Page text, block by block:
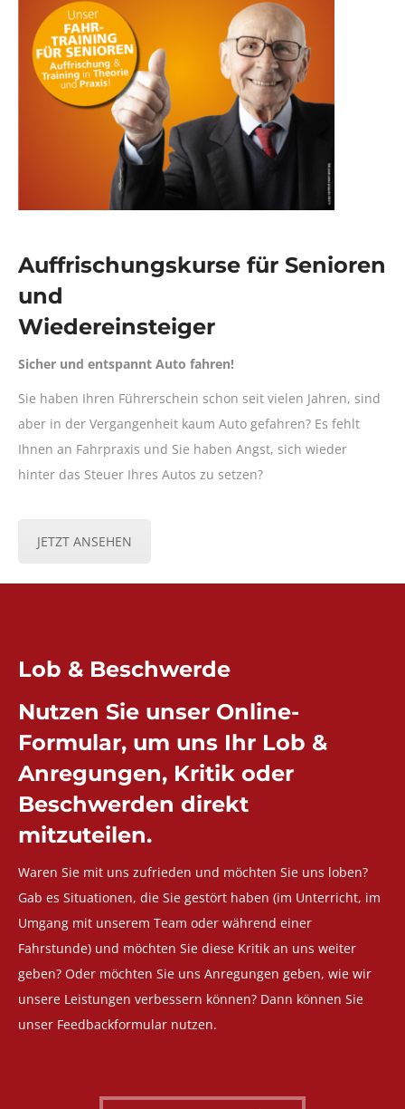
Auffrischungskurse für Senioren
und
Wiedereinsteiger
Sicher und entspannt Auto fahren!
Sie haben Ihren Führerschein schon seit vielen Jahren, sind
aber in der Vergangenheit kaum Auto gefahren? Es fehlt
Ihnen an Fahrpraxis und Sie haben Angst, sich wieder
hinter das Steuer Ihres Autos zu setzen?
JETZT ANSEHEN
Lob & Beschwerde
Nutzen Sie unser Online-
Formular, um uns Ihr Lob &
Anregungen, Kritik oder
Beschwerden direkt
mitzuteilen.
Waren Sie mit uns zufrieden und möchten Sie uns loben?
Gab es Situationen, die Sie gestört haben (im Unterricht, im
Umgang mit unserem Team oder während einer
Fahrstunde) und möchten Sie diese Kritik an uns weiter
geben? Oder möchten Sie uns Anregungen geben, wie wir
unsere Leistungen verbessern können? Dann können Sie
unser Feedbackformular nutzen.